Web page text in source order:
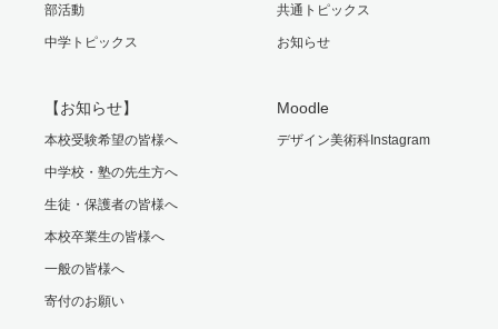
部活動
中学トピックス
共通トピックス
お知らせ
【お知らせ】
本校受験希望の皆様へ
中学校・塾の先生方へ
生徒・保護者の皆様へ
本校卒業生の皆様へ
一般の皆様へ
寄付のお願い
Moodle
デザイン美術科Instagram